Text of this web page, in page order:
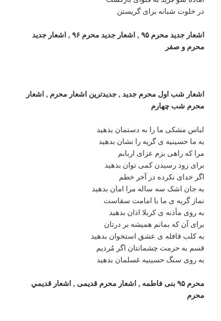
در خلوت شبانه برای گریستن
اشعار جدید محرم ۹۵ , اشعار جدید محرم ۹۶ , اشعار جدید
محرم و صفر
اشعار شب اول محرم جدید , جدیدترین اشعار محرم , اشعار
محرم شب چهارم
لباس مشکی ما را به دستمان بدهید
به ما حسینیه ی گریه را نشان بدهید
مرا که راهی بزم عزای اربابم
برای زود رسیدن کمی توان بدهید
اگر خدای نکرده در آخر خطم
به جان اشک سه ساله مرا امان بدهید
نماز گریه ی ما با امامت سقاست
به روی مأذنه ی کربلا اذان بدهید
برای آن که بمانم همیشه بر درتان
به کلب قافله ی عشق استخوان بدهید
قسم به حرمت چشمانتان اگر مُردیم
به روی سنگ حسینیه غسلمان بدهید
محرم ۹۵ بنی فاطمه , اشعار محرم قدیمی , اشعار قديمي
محرم